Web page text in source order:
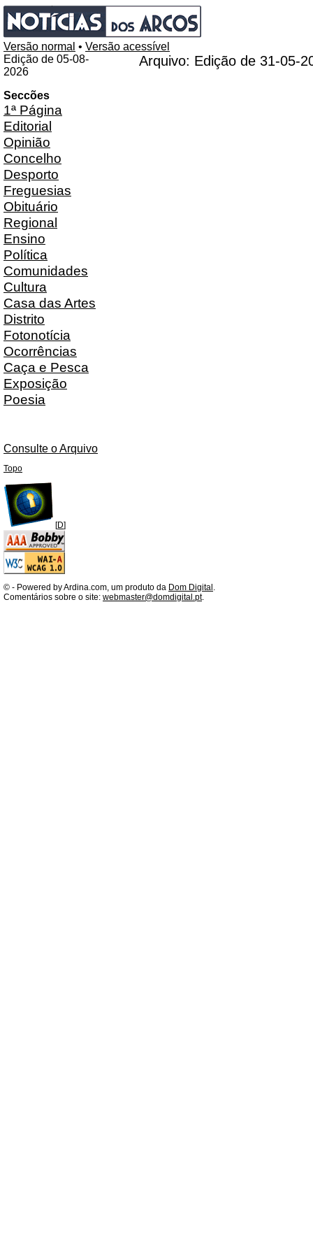
Versão normal • Versão acessível
Edição de 05-08-
2026
Seccões
1ª Página
Editorial
Opinião
Concelho
Desporto
Freguesias
Obituário
Regional
Ensino
Política
Comunidades
Cultura
Casa das Artes
Distrito
Fotonotícia
Ocorrências
Caça e Pesca
Exposição
Poesia
Consulte o Arquivo
Arquivo: Edição de 31-05-
Topo
[D]
© - Powered by Ardina.com, um produto da Dom Digital .
Comentários sobre o site: webmaster@domdigital.pt.